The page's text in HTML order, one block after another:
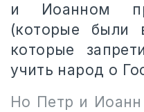
и Иоанном
(которые были
которые
учить народ о
Но Петр и Иоанн